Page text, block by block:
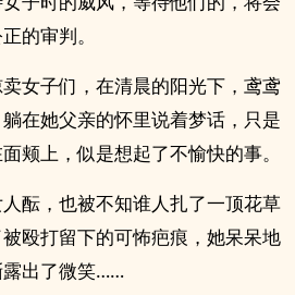
的审判。
女子们，在清晨的阳光下，鸢鸢
在她父亲的怀里说着梦话，只是
颊上，似是想起了不愉快的事。
酝，也被不知谁人扎了一顶花草
殴打留下的可怖疤痕，她呆呆地
露出了微笑……